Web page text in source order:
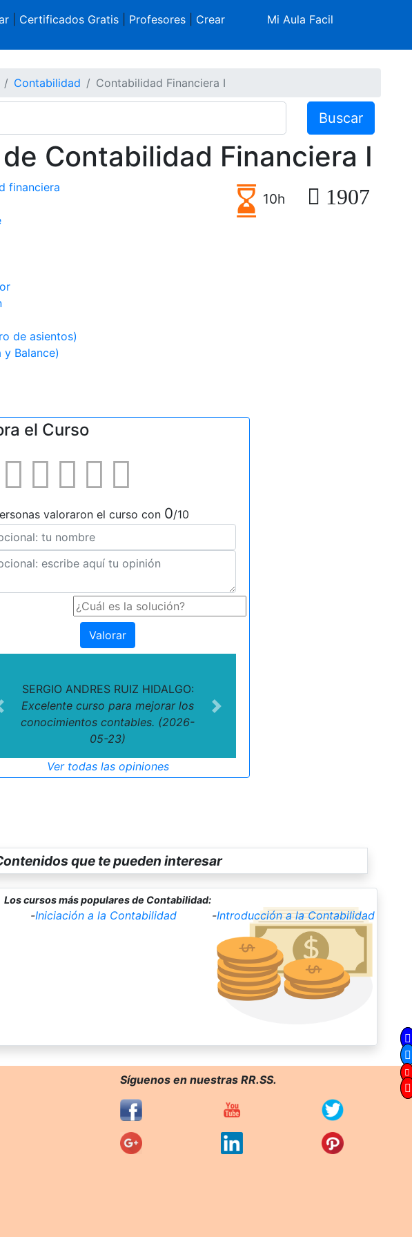
| Certificados Gratis| Profesores| Crear
Mi Aula Facil
Contabilidad Contabilidad Financiera I
Buscar
Contabilidad Financiera I
10h 1907
financiera
de asientos)
y Balance)
el Curso
valoraron el curso con 0/10
Valorar
SERGIO ANDRES RUIZ HIDALGO:
Excelente curso para mejorar los
conocimientos contables. (2026-
05-23)
Next
Ver todas las opiniones
que te pueden interesar
Los cursos más populares de Contabilidad:
-Iniciación a la Contabilidad -Introducción a la Contabilidad
Síguenos en nuestras RR.SS.